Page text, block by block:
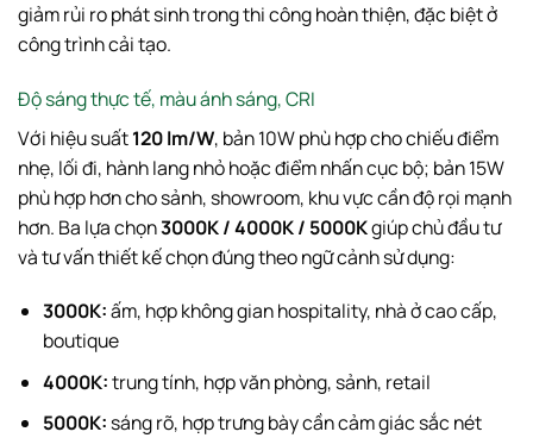
giảm rủi ro phát sinh trong thi công hoàn thiện, đặc biệt ở
công trình cải tạo.
Độ sáng thực tế, màu ánh sáng, CRI
Với hiệu suất120 lm/W, bản 10W phù hợp cho chiếu điểm
nhẹ, lối đi, hành lang nhỏ hoặc điểm nhấn cục bộ; bản 15W
phù hợp hơn cho sảnh, showroom, khu vực cần độ rọi mạnh
hơn. Ba lựa chọn3000K / 4000K / 5000Kgiúp chủ đầu tư
và tư vấn thiết kế chọn đúng theo ngữ cảnh sử dụng:
3000K:ấm, hợp không gian hospitality, nhà ở cao cấp,
boutique
4000K:trung tính, hợp văn phòng, sảnh, retail
5000K: sáng rõ, hợp trưng bày cần cảm giác sắc nét